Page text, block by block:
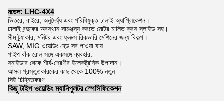
মডেল: LHC-4X4
ভিতরে, বাইরে, অনুদৈর্ঘ্য এবং পরিধিযুক্ত ঢালাই অ্যাপ্লিকেশন।
ঢালাই বন্দুকের অবস্থান সামঞ্জস্য করতে মোটর চালিত ক্রস স্লাইড সহ।
সীম ট্র্যাকার, মনিটর এবং ফ্লাক্স রিকভারি মেশিনের জন্য বিকল্প।
SAW, MIG ওয়েল্ডিং হেড সব পাওয়া যায়.
পাইপ বাঁক রোল সঙ্গে একসঙ্গে ব্যবহার.
স্নাইডার থেকে শীর্ষ-শ্রেণীর ইলেকট্রনিক উপাদান।
আসল প্রস্তুতকারকের কাছ থেকে 100% নতুন
সিই চিহ্নিতকরণ
কিছু টাইপ ওয়েল্ডিং ম্যানিপুলটর স্পেসিফিকেশন